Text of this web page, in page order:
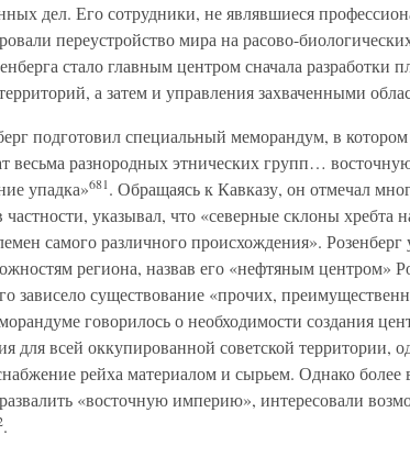
дел. Его сотрудники, не являвшиеся
переустройство мира на расово-
стало главным центром сначала разработки
а затем и управления захваченными
подготовил специальный меморандум, в котором
весьма разнородных этнических групп…
упадка»681. Обращаясь к Кавказу, он отмечал
частности, указывал, что «северные склоны хребта
самого различного происхождения». Розенберг
региона, назвав его «нефтяным центром»
зависело существование «прочих,
говорилось о необходимости создания
для всей оккупированной советской территории,
рейха материалом и сырьем. Однако более
«восточную империю», интересовали
.